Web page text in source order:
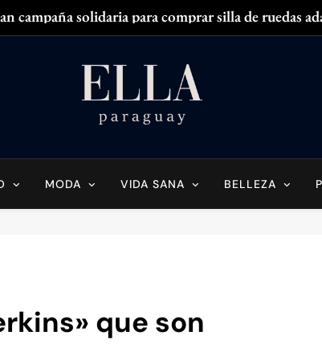
campaña solidaria para comprar silla de ruedas
Zendaya
Paraguay
MODA VIDA SANA BELLEZA
que son